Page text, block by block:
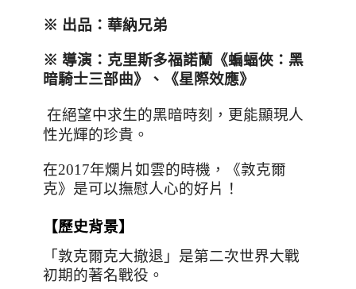
※ 出品：華納兄弟
※ 導演：克里斯多福諾蘭 《蝙蝠俠：黑
暗騎士三部曲》、《星際效應》
在絕望中求生的黑暗時刻 ，更能顯現人
性光輝的珍貴。
在2017年爛片如雲的時機，《敦克爾
克》是可以撫慰人心的好片！
【歷史背景】
「敦克爾克大撤退」是第二次世界大戰
初期的著名戰役。